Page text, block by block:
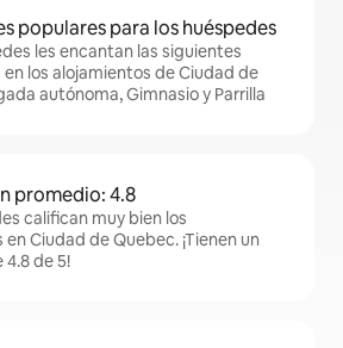
populares para los huéspedes
les encantan las siguientes
los alojamientos de Ciudad de
autónoma, Gimnasio y Parrilla
promedio: 4.8
califican muy bien los
Ciudad de Quebec. ¡Tienen un
de 5!